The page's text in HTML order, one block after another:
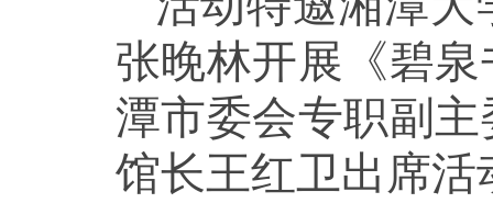
张晚林开展《碧
潭市委会专职副
馆长王红卫出席活